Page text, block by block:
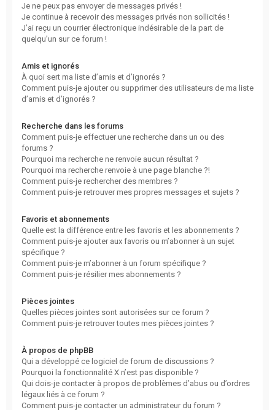
Je ne peux pas envoyer de messages privés !
Je continue à recevoir des messages privés non sollicités !
J’ai reçu un courrier électronique indésirable de la part de
quelqu’un sur ce forum !
Amis et ignorés
À quoi sert ma liste d’amis et d’ignorés ?
Comment puis-je ajouter ou supprimer des utilisateurs de ma liste
d’amis et d’ignorés ?
Recherche dans les forums
Comment puis-je effectuer une recherche dans un ou des
forums ?
Pourquoi ma recherche ne renvoie aucun résultat ?
Pourquoi ma recherche renvoie à une page blanche ?!
Comment puis-je rechercher des membres ?
Comment puis-je retrouver mes propres messages et sujets ?
Favoris et abonnements
Quelle est la différence entre les favoris et les abonnements ?
Comment puis-je ajouter aux favoris ou m’abonner à un sujet
spécifique ?
Comment puis-je m’abonner à un forum spécifique ?
Comment puis-je résilier mes abonnements ?
Pièces jointes
Quelles pièces jointes sont autorisées sur ce forum ?
Comment puis-je retrouver toutes mes pièces jointes ?
À propos de phpBB
Qui a développé ce logiciel de forum de discussions ?
Pourquoi la fonctionnalité X n’est pas disponible ?
Qui dois-je contacter à propos de problèmes d’abus ou d’ordres
légaux liés à ce forum ?
Comment puis-je contacter un administrateur du forum ?